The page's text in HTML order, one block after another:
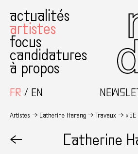
actualités
artistes
focus
candidatures
à propos
FR
EN
Artistes Catherine Harang Travaux «
← Catherine